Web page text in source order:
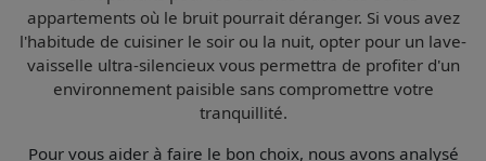
appartements où le bruit pourrait déranger. Si vous avez
l'habitude de cuisiner le soir ou la nuit, opter pour un lave-
vaisselle ultra-silencieux vous permettra de profiter d'un
environnement paisible sans compromettre votre
tranquillité.
Pour vous aider à faire le bon choix, nous avons analysé